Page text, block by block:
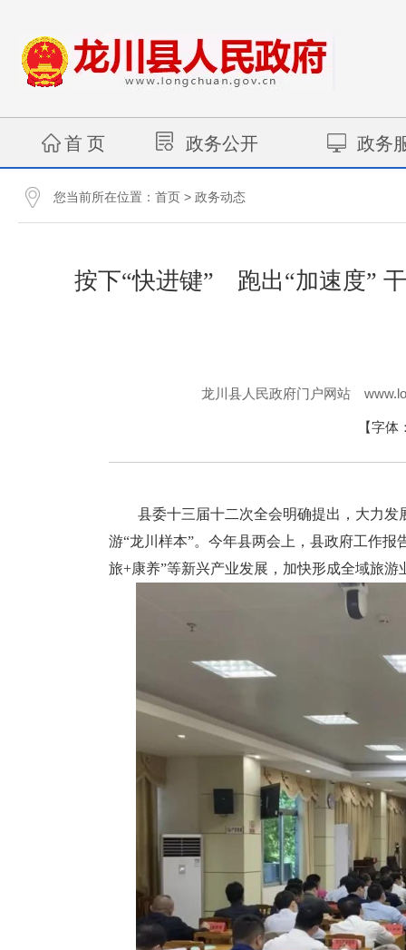
首 页 政务公开 政务
您当前所在位置： 首页 > 政务动态
按下“快进键” 跑出“加速度”
龙川县人民政府门户网站
【字体
县委十三届十二次全会明确提出，大力发
游“龙川样本”。今年县两会上，县政府工作报
旅+康养”等新兴产业发展，加快形成全域旅